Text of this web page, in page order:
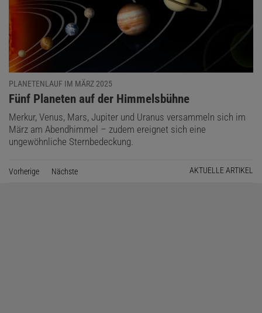
PLANETENLAUF IM MÄRZ 2025
:Fünf Planeten auf der Himmelsbühne
Merkur, Venus, Mars, Jupiter und Uranus versammeln sich im
März am Abendhimmel – zudem ereignet sich eine
ungewöhnliche Sternbedeckung.
Vorherige SeiteNächste AKTUELLE ARTIKEL